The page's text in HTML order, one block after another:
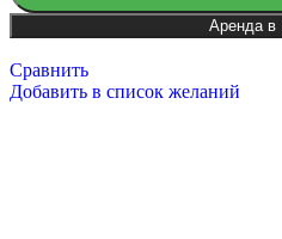
Аренда в
Сравнить
Добавить в список желаний